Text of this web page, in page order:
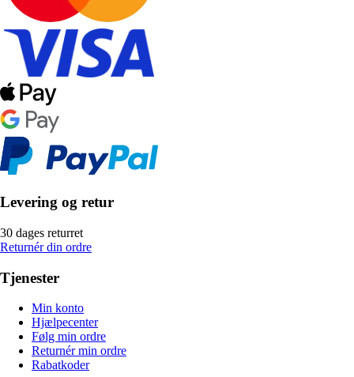
Levering og retur
30 dages returret
Returnér din ordre
Tjenester
Min konto
Hjælpecenter
Følg min ordre
Returnér min ordre
Rabatkoder